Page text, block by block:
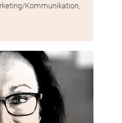
Kommunikation,